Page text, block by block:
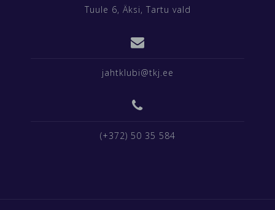
Tuule 6, Äksi, Tartu vald
jahtklubi@tkj.ee
(+372) 50 35 584